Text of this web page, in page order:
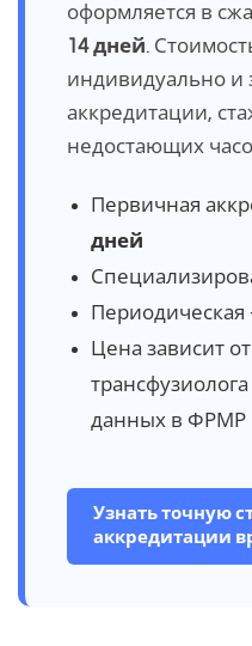
оформляется в
14 дней.
индивидуально и
аккредитации,
недостающих
Первичная
дней
Цена зависит
данных в ФРМР
Узнать точную
аккредитации